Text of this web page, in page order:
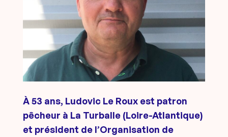
À 53 ans, Ludovic Le Roux est patron
pêcheur à La Turballe (Loire-Atlantique)
et président de l’Organisation de